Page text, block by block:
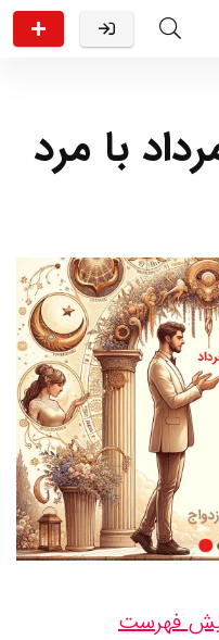
با مرد
فهرست